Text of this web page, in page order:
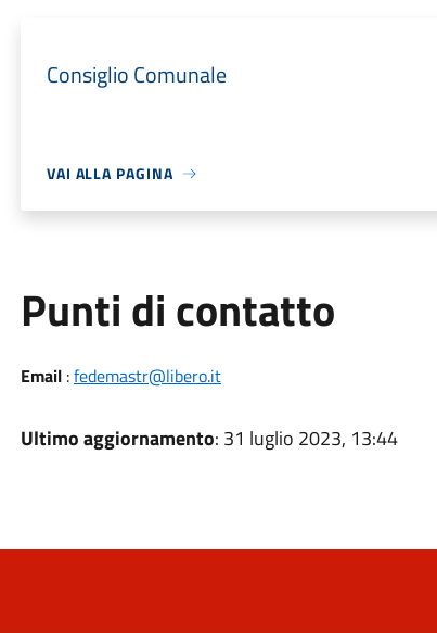
Consiglio Comunale
VAI ALLA PAGINA
Punti di contatto
Email:fedemastr@libero.it
Ultimo aggiornamento: 31 luglio 2023, 13:44